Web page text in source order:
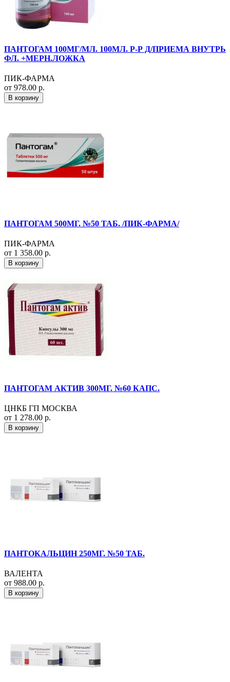
ПАНТОГАМ 100МГ/МЛ. 100МЛ. Р-Р Д/ПРИЕМА ВНУТРЬ
ФЛ. +МЕРН.ЛОЖКА
ПИК-ФАРМА
от 978.00 р.
В корзину
ПАНТОГАМ 500МГ. №50 ТАБ. /ПИК-ФАРМА/
ПИК-ФАРМА
от 1 358.00 р.
В корзину
ПАНТОГАМ АКТИВ 300МГ. №60 КАПС.
ЦНКБ ГП МОСКВА
от 1 278.00 р.
В корзину
ПАНТОКАЛЬЦИН 250МГ. №50 ТАБ.
ВАЛЕНТА
от 988.00 р.
В корзину